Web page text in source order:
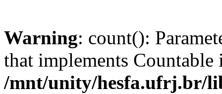
Warning: count():
that implements Countable
/mnt/unity/hesfa.ufrj.br/